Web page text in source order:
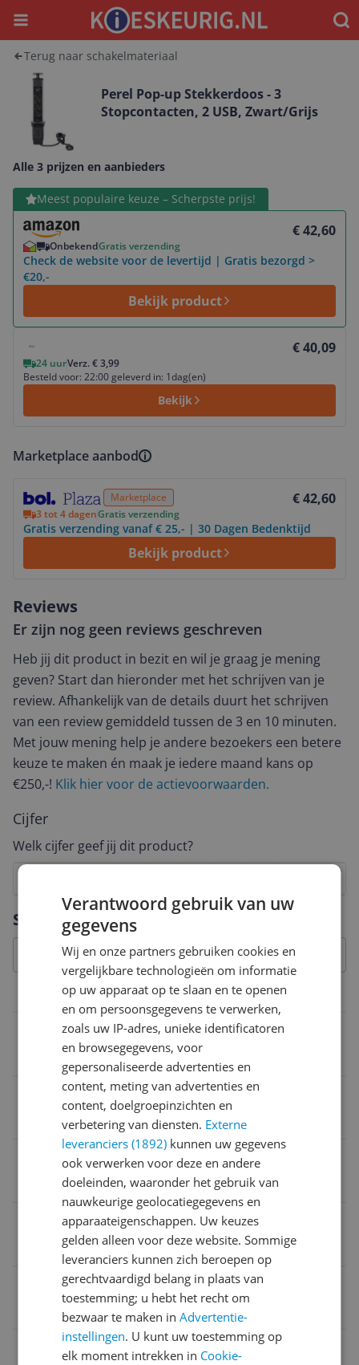
Menu
Terug naar schakelmateriaal
Perel Pop-up Stekkerdoos - 3
Stopcontacten, 2 USB, Zwart/Grijs
Alle 3 prijzen en aanbieders
Meest populaire keuze – Scherpste prijs!
€ 42,60
OnbekendGratis verzending
Check de website voor de levertijd | Gratis bezorgd >
€20,-
Bekijk product
Bekijk product
€ 40,09
24 uurVerz. € 3,99
Besteld voor: 22:00 geleverd in: 1dag(en)
Bekijk
Marketplace aanbod
Marketplace € 42,60
3 tot 4 dagenGratis verzending
Gratis verzending vanaf € 25,- | 30 Dagen Bedenktijd
Bekijk product
Specificaties
Overige kenmerken
Hakvorm
Pop-up stekkerdoos
Patroon
Aluminium
Sluiting
Met penaarde
Verpakking breedte
16,1 cm
Verpakking hoogte
Verpakking lengte
Reviews
Er zijn nog geen reviews geschreven
Heb jij dit product in bezit en wil je graag je mening
geven? Start dan hieronder met het schrijven van je
review. Afhankelijk van de details duurt het schrijven
van een review gemiddeld tussen de 3 en 10 minuten.
Met jouw mening help je andere bezoekers een betere
keuze te maken én maak je iedere maand kans op
€250,-! Klik hier voor de actievoorwaarden.
Cijfer
Welk cijfer geef jij dit product?
Vraag 1 van 4
Verantwoord gebruik van uw
gegevens
Wij en onze partners gebruiken cookies en
vergelijkbare technologieën om informatie
op uw apparaat op te slaan en te openen
en om persoonsgegevens te verwerken,
zoals uw IP-adres, unieke identificatoren
en browsegegevens, voor
gepersonaliseerde advertenties en
content, meting van advertenties en
content, doelgroepinzichten en
verbetering van diensten. Externe
leveranciers (1892) kunnen uw gegevens
ook verwerken voor deze en andere
doeleinden, waaronder het gebruik van
nauwkeurige geolocatiegegevens en
apparaateigenschappen. Uw keuzes
gelden alleen voor deze website. Sommige
leveranciers kunnen zich beroepen op
gerechtvaardigd belang in plaats van
toestemming; u hebt het recht om
bezwaar te maken inAdvertentie-
instellingen. U kunt uw toestemming op
elk moment intrekken in Cookie-